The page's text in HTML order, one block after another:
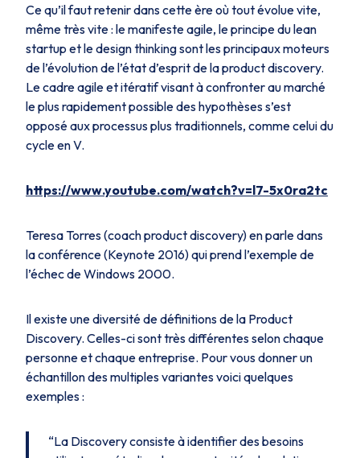
Ce qu’il faut retenir dans cette ère où tout évolue vite,
même très vite : le manifeste agile, le principe du lean
startup et le design thinking sont les principaux moteurs
de l’évolution de l’état d’esprit de la product discovery.
Le cadre agile et itératif visant à confronter au marché
le plus rapidement possible des hypothèses s’est
opposé aux processus plus traditionnels, comme celui du
cycle en V.
https://www.youtube.com/watch?v=l7-5x0ra2tc
Teresa Torres (coach product discovery) en parle dans
la conférence (Keynote 2016) qui prend l’exemple de
l’échec de Windows 2000.
Il existe une diversité de définitions de la Product
Discovery. Celles-ci sont très différentes selon chaque
personne et chaque entreprise. Pour vous donner un
échantillon des multiples variantes voici quelques
exemples :
“La Discovery consiste à identifier des besoins